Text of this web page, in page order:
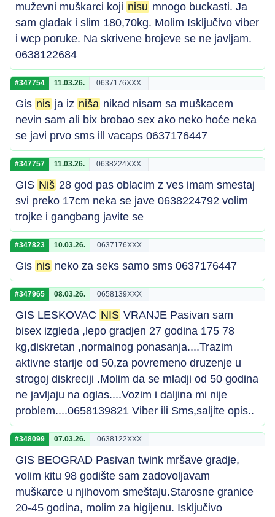
muževni muškarci koji nisu mnogo buckasti. Ja
sam gladak i slim 180,70kg. Molim Isključivo viber
i wcp poruke. Na skrivene brojeve se ne javljam.
0638122684
#347754 11.03.26. 0637176XXX
Gis nis ja iz niša nikad nisam sa muškacem
nevin sam ali bix brobao sex ako neko hoće neka
se javi prvo sms ill vacaps 0637176447
#347757 11.03.26. 0638224XXX
GIS Niš 28 god pas oblacim z ves imam smestaj
svi preko 17cm neka se jave 0638224792 volim
trojke i gangbang javite se
#347823 10.03.26. 0637176XXX
Gis nis neko za seks samo sms 0637176447
#347965 08.03.26. 0658139XXX
GIS LESKOVAC NIS VRANJE Pasivan sam
bisex izgleda ,lepo gradjen 27 godina 175 78
kg,diskretan ,normalnog ponasanja....Trazim
aktivne starije od 50,za povremeno druzenje u
strogoj diskreciji .Molim da se mladji od 50 godina
ne javljaju na oglas....Vozim i daljina mi nije
problem....0658139821 Viber ili Sms,saljite opis..
#348099 07.03.26. 0638122XXX
GIS BEOGRAD Pasivan twink mršave gradje,
volim kitu 98 godište sam zadovoljavam
muškarce u njihovom smeštaju.Starosne granice
20-45 godina, molim za higijenu. Isključivo